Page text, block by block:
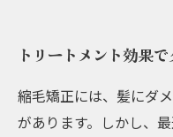
トリートメント効果
縮毛矯正には、髪にダ
があります。しかし、